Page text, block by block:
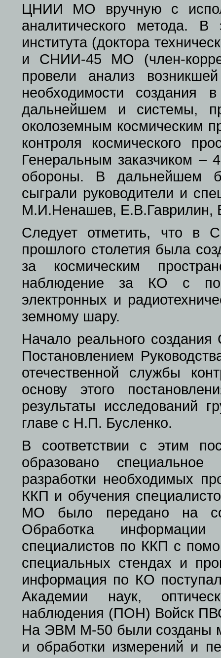
ЦНИИ МО вручную с
аналитического метода.
института (доктора
и СНИИ-45 МО (член-
провели анализ
необходимости
дальнейшем и системы,
околоземным космическим
контроля космического
Генеральным заказчиком –
обороны. В дальнейшем
сыграли руководители и
М.И.Ненашев, Е.В.Гаврилин,
Следует отметить, что в
прошлого столетия была
за космическим
наблюдение за КО с
электронных и
земному шару.
Начало реального
Постановлением
отечественной службы
основу этого
результаты
главе с Н.П. Бусленко.
В соответствии с этим
образовано специальное
разработки необходимых
ККП и обучения
МО было передано на
Обработка информации
специалистов по ККП с
специальных стендах и
информация по КО
Академии наук,
наблюдения (ПОН) Войск
На ЭВМ М-50 были созданы
и обработки измерений и